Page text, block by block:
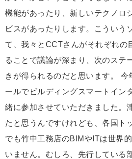
機能があったり、新しいテクノロ
ビスがあったりします。こういう
て、我々とCCTさんがそれぞれの
ることで議論が深まり、次のステ
きが得られるのだと思います。 今
ールでビルディングスマートイン
緒に参加させていただきました。
たと思うんですけれども、各国ト
でも竹中工務店のBIMやITは世界
いません。むしろ、先行している